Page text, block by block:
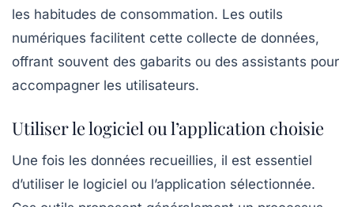
les habitudes de consommation. Les outils
numériques facilitent cette collecte de données,
offrant souvent des gabarits ou des assistants pour
accompagner les utilisateurs.
Utiliser le logiciel ou l’application choisie
Une fois les données recueillies, il est essentiel
d’utiliser le logiciel ou l’application sélectionnée.